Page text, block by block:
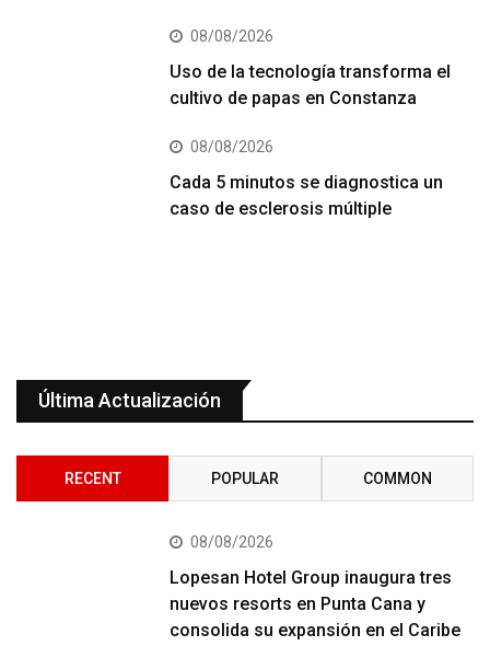
08/08/2026
Uso de la tecnología transforma el
cultivo de papas en Constanza
08/08/2026
Cada 5 minutos se diagnostica un
caso de esclerosis múltiple
Última Actualización
RECENT POPULAR COMMON
08/08/2026
Lopesan Hotel Group inaugura tres
nuevos resorts en Punta Cana y
consolida su expansión en el Caribe